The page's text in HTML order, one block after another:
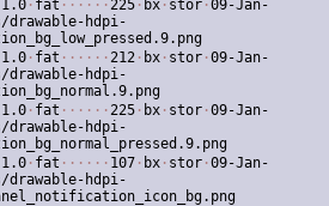
1.0 · fat · · · · · ·225 · bx · stor ·09-Jan-
drawable-hdpi-
1.0 · fat · · · · · ·212 · bx · stor ·09-Jan-
drawable-hdpi-
1.0 · fat · · · · · ·225 · bx · stor ·09-Jan-
drawable-hdpi-
1.0 · fat · · · · · · 107 · bx · stor ·09-Jan-
drawable-hdpi-